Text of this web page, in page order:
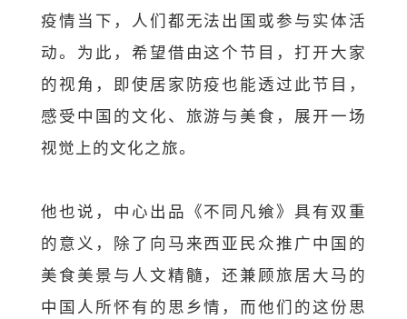
疫情当下，人们都无法出国或参与实体活
动。为此，希望借由这个节目，打开大家
的视角，即使居家防疫也能透过此节目，
感受中国的文化、旅游与美食，展开一场
视觉上的文化之旅。
他也说，中心出品《不同凡飨》具有双重
的意义，除了向马来西亚民众推广中国的
美食美景与人文精髓，还兼顾旅居大马的
中国人所怀有的思乡情，而他们的这份思